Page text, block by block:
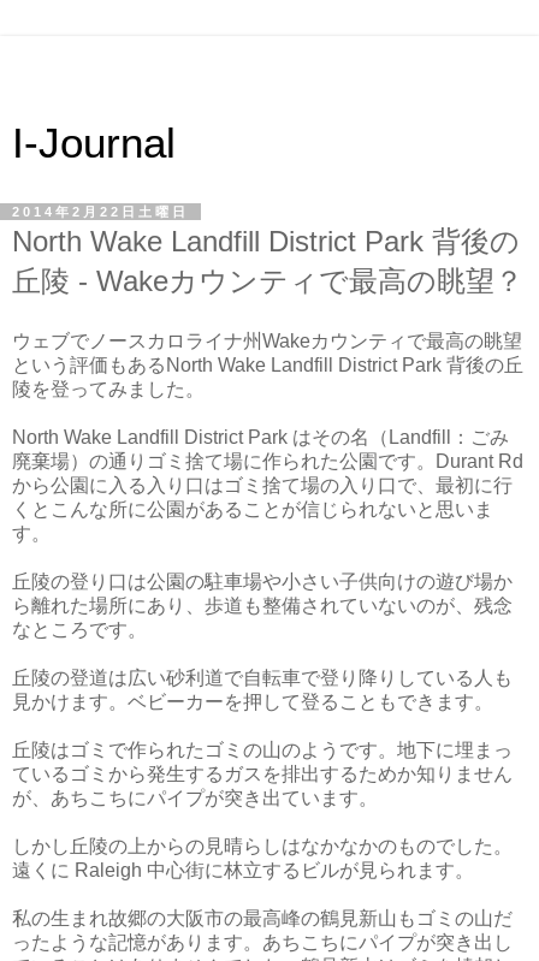
I-Journal
2014年2月22日土曜日
North Wake Landfill District Park 背後の
丘陵 - Wakeカウンティで最高の眺望？
ウェブでノースカロライナ州Wakeカウンティで最高の眺望
という評価もあるNorth Wake Landfill District Park 背後の丘
陵を登ってみました。
North Wake Landfill District Park はその名（Landfill：ごみ
廃棄場）の通りゴミ捨て場に作られた公園です。Durant Rd
から公園に入る入り口はゴミ捨て場の入り口で、最初に行
くとこんな所に公園があることが信じられないと思いま
す。
丘陵の登り口は公園の駐車場や小さい子供向けの遊び場か
ら離れた場所にあり、歩道も整備されていないのが、残念
なところです。
丘陵の登道は広い砂利道で自転車で登り降りしている人も
見かけます。ベビーカーを押して登ることもできます。
丘陵はゴミで作られたゴミの山のようです。地下に埋まっ
ているゴミから発生するガスを排出するためか知りません
が、あちこちにパイプが突き出ています。
しかし丘陵の上からの見晴らしはなかなかのものでした。
遠くに Raleigh 中心街に林立するビルが見られます。
私の生まれ故郷の大阪市の最高峰の鶴見新山もゴミの山だ
ったような記憶があります。あちこちにパイプが突き出し